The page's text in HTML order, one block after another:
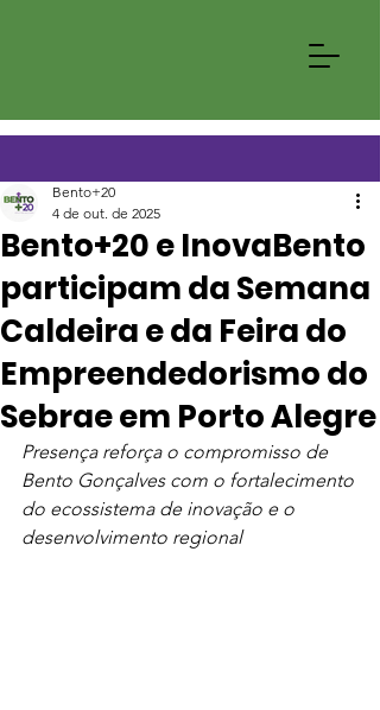
Bento+20 e InovaBento
participam da Semana
Caldeira e da Feira do
Empreendedorismo do
Sebrae em Porto Alegre
Bento+20
4 de out. de 2025
Presença reforça o compromisso de
Bento Gonçalves com o fortalecimento
do ecossistema de inovação e o
desenvolvimento regional